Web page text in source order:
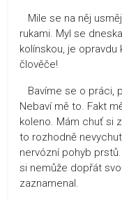
Mile se na něj
rukami. Myl se
kolínskou, je opravdu
člověče!
Bavíme se o práci,
Nebaví mě to. Fakt
koleno. Mám chuť si
to rozhodně
nervózní pohyb
si nemůže dopřát
zaznamenal.